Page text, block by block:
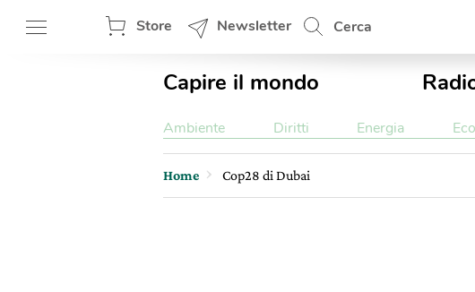
Store Newsletter Cerca
Capire il mondo
Ambiente Diritti Energia
Home Cop28 di Dubai